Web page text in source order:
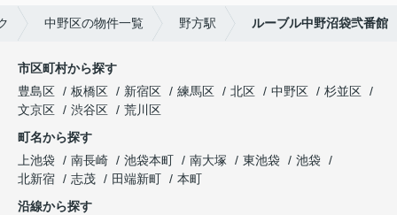
中野区の物件一覧 野方駅 ルーブル中野沼袋弐番館
市区町村から探す
豊島区
板橋区 新宿区 練馬区 北区 中野区
杉並区
文京区
渋谷区
荒川区
町名から探す
上池袋
南長崎 池袋本町 南大塚 東池袋
池袋
北新宿
志茂 田端新町
本町
沿線から探す